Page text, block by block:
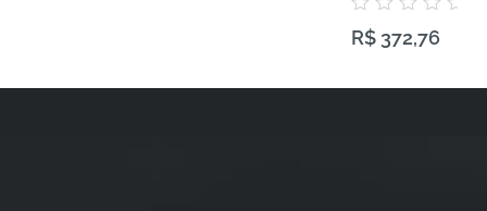
0
R$372,76